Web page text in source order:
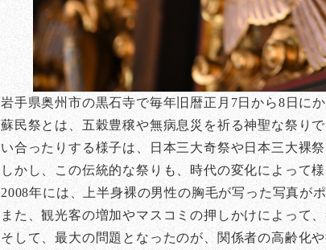
岩手県奥州市の黒石寺で毎年旧暦正月7日から8日に
蘇民祭とは、五穀豊穣や無病息災を祈る神聖な祭り
い合ったりする様子は、日本三大奇祭や日本三大裸
しかし、この伝統的な祭りも、時代の変化によって
2008年には、上半身裸の男性の胸毛が写った写真が
また、観光客の増加やマスコミの押しかけによって
そして、最大の問題となったのが、関係者の高齢化